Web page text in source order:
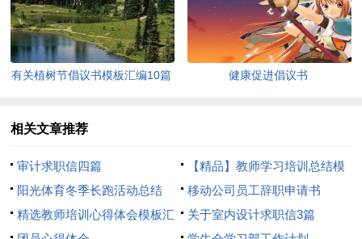
有关植树节倡议书模板汇编10篇 健康促进倡议书
相关文章推荐
审计求职信四篇
【精品】教师学习培训总结模
板8篇
阳光体育冬季长跑活动总结
移动公司员工辞职申请书
精选教师培训心得体会模板汇
关于室内设计求职信3篇